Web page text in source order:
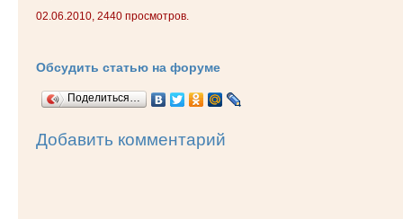
02.06.2010, 2440 просмотров.
Обсудить статью на форуме
Поделиться…
Добавить комментарий